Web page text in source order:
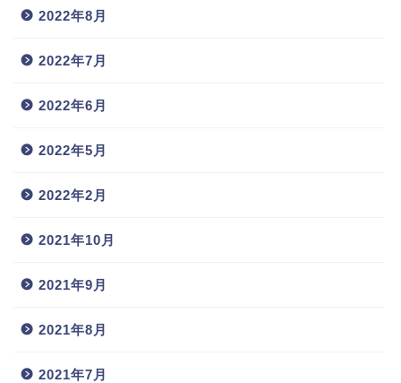
2022年8月
2022年7月
2022年6月
2022年5月
2022年2月
2021年10月
2021年9月
2021年8月
2021年7月